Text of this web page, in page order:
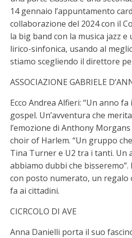
14 gennaio l’appuntamento
collaborazione del 2024 con il
la big band con la musica jazz e
lirico-sinfonica, usando al
stiamo scegliendo il direttore
ASSOCIAZIONE GABRIELE
Ecco Andrea Alfieri: “Un anno
gospel. Un’avventura che
l’emozione di Anthony
choir of Harlem. “Un gruppo
Tina Turner e U2 tra i tanti. Un
abbiamo dubbi che
con posto numerato, un regalo
fa ai cittadini.
CICRCOLO DI AVE
Anna Danielli porta il suo